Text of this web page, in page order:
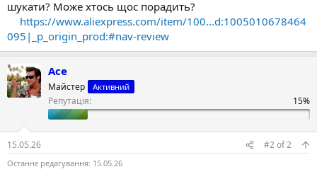
і
с
ь
шукати? Може хтось щос порадить?
https://www.aliexpress.com/item/100...d:1005010678464
095|_p_origin_prod:#nav-review
Ace
Майстер Активний
Репутація:
15.05.26 #2of2
Останнє редагування: 15.05.26